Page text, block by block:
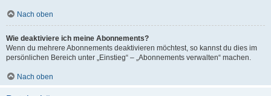
Nach oben
Wie deaktiviere ich meine Abonnements?
Wenn du mehrere Abonnements deaktivieren möchtest, so kannst du dies im
persönlichen Bereich unter „Einstieg“ – „Abonnements verwalten“ machen.
Nach oben